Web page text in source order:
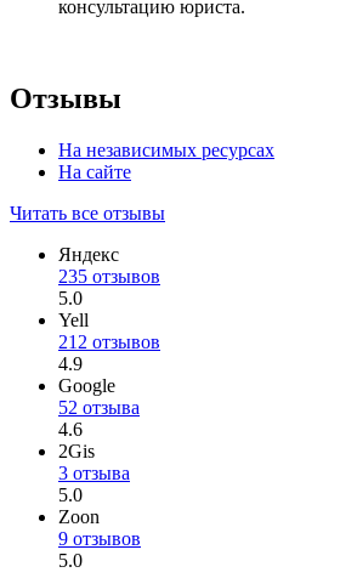
консультацию юриста.
Отзывы
На независимых ресурсах
На сайте
Читать все отзывы
Яндекс
235 отзывов
5.0
Yell
212 отзывов
4.9
Google
52 отзыва
4.6
2Gis
3 отзыва
5.0
Zoon
9 отзывов
5.0